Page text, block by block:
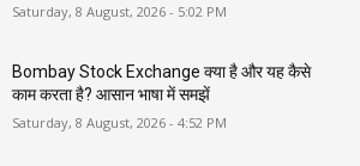
Saturday, 8 August, 2026 - 5:02 PM
Bombay Stock Exchange क्या है और यह कैसे
काम करता है? आसान भाषा में समझें
Saturday, 8 August, 2026 - 4:52 PM